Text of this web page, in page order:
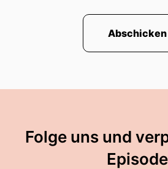
Abschicken
Folge uns und
Episode